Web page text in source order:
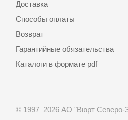
Доставка
Способы оплаты
Возврат
Гарантийные обязательства
Каталоги в формате pdf
© 1997–2026 АО "Вюрт Северо-